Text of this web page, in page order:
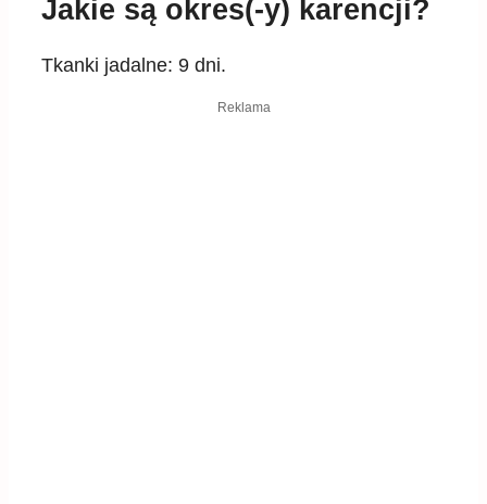
Jakie są okres(-y) karencji?
Tkanki jadalne: 9 dni.
Reklama